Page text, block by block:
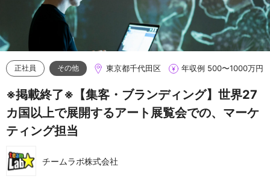
正社員 その他 東京都千代田区 年収例 500〜1000万円
※掲載終了※【集客・ブランディング】世界27
カ国以上で展開するアート展覧会での、マーケ
ティング担当
チームラボ株式会社